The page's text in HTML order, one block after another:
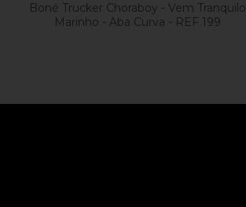
Boné Trucker Choraboy - Vem Tranquilo
Marinho - Aba Curva - REF 199